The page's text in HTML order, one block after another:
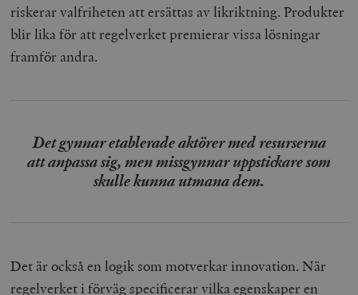
riskerar valfriheten att ersättas av likriktning. Produkter
blir lika för att regelverket premierar vissa lösningar
framför andra.
Det gynnar etablerade aktörer med resurserna
att anpassa sig, men missgynnar uppstickare som
skulle kunna utmana dem.
Det är också en logik som motverkar innovation. När
regelverket i förväg specificerar vilka egenskaper en